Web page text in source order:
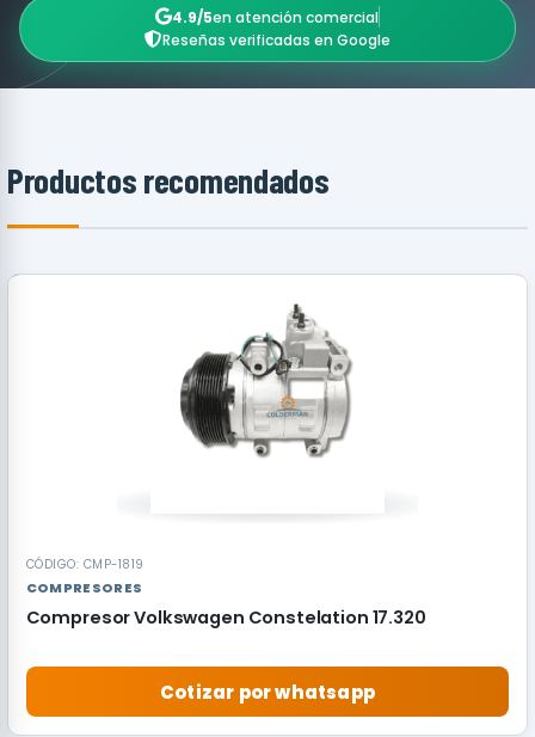
4.9/5en atención comercial
Reseñas verificadas en Google
Productos recomendados
CÓDIGO: CMP-1819
COMPRESORES
Compresor Volkswagen Constelation 17.320
Cotizar por whatsapp